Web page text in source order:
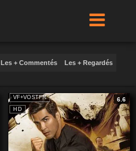
Les + Commentés Les + Regardés
HD
VF+VOSTFR 6.6